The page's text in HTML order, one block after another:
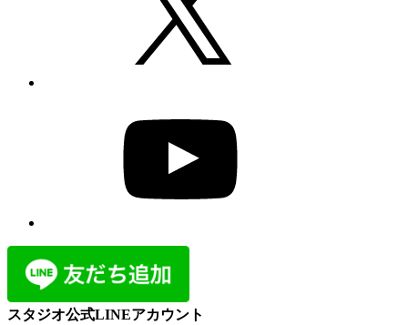
スタジオ公式LINEアカウント